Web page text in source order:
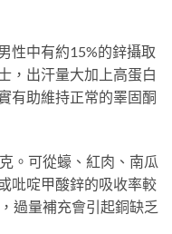
性中有約15%的鋅攝取
，出汗量大加上高蛋白
有助維持正常的睪固酮
。可從蠔、紅肉、南瓜
吡啶甲酸鋅的吸收率較
過量補充會引起銅缺乏